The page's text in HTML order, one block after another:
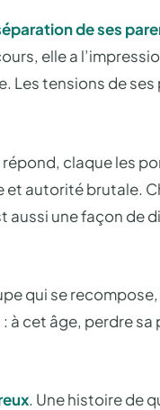
de ses
elle a
Les tensions de
claque les
autorité brutale.
une façon de
qui se
: à cet âge, perdre
. Une histoire de